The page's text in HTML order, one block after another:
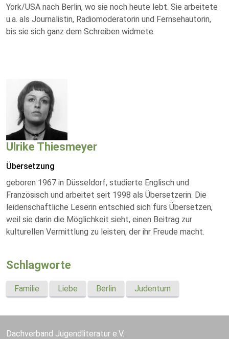
York/USA nach Berlin, wo sie noch heute lebt. Sie arbeitete
u.a. als Journalistin, Radiomoderatorin und Fernsehautorin,
bis sie sich ganz dem Schreiben widmete.
Ulrike Thiesmeyer
Übersetzung
geboren 1967 in Düsseldorf, studierte Englisch und
Französisch und arbeitet seit 1998 als Übersetzerin. Die
leidenschaftliche Leserin entschied sich fürs Übersetzen,
weil sie darin die Möglichkeit sieht, einen Beitrag zur
kulturellen Vermittlung zu leisten, der ihr Freude macht.
Schlagworte
Familie Liebe Berlin Judentum
Dachverband Jugendliteratur e.V.